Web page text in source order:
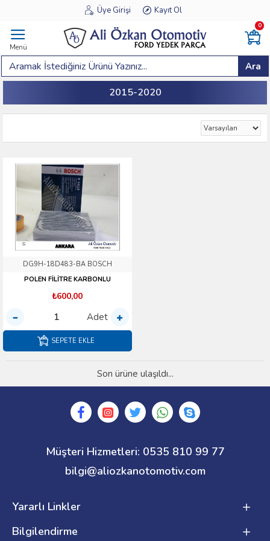
Üye Girişi Kayıt Ol
Menü
0
Ara
2015-2020
DG9H-18D483-BA BOSCH
POLEN FİLİTRE KARBONLU
₺600,00
Adet
SEPETE EKLE
Son ürüne ulaşıldı...
Müşteri Hizmetleri: 0535 810 99 77
bilgi@aliozkanotomotiv.com
Yararlı Linkler
Bilgilendirme